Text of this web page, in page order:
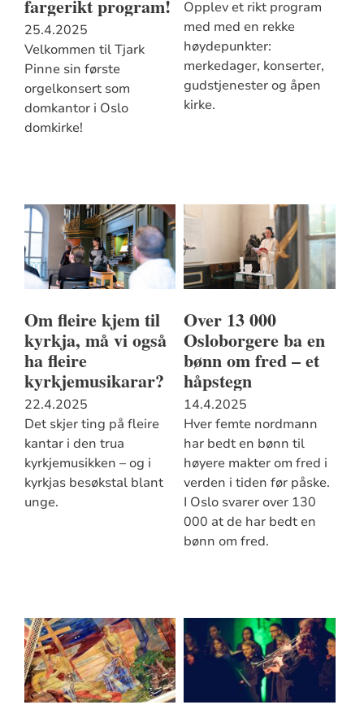
fargerikt program!
25.4.2025
Velkommen til Tjark
Pinne sin første
orgelkonsert som
domkantor i Oslo
domkirke!
Opplev et rikt program
med med en rekke
høydepunkter:
merkedager, konserter,
gudstjenester og åpen
kirke.
Om fleire kjem til
kyrkja, må vi også
ha fleire
kyrkjemusikarar?
22.4.2025
Det skjer ting på fleire
kantar i den trua
kyrkjemusikken – og i
kyrkjas besøkstal blant
unge.
Over 13 000
Osloborgere ba en
bønn om fred – et
håpstegn
14.4.2025
Hver femte nordmann
har bedt en bønn til
høyere makter om fred i
verden i tiden før påske.
I Oslo svarer over 130
000 at de har bedt en
bønn om fred.